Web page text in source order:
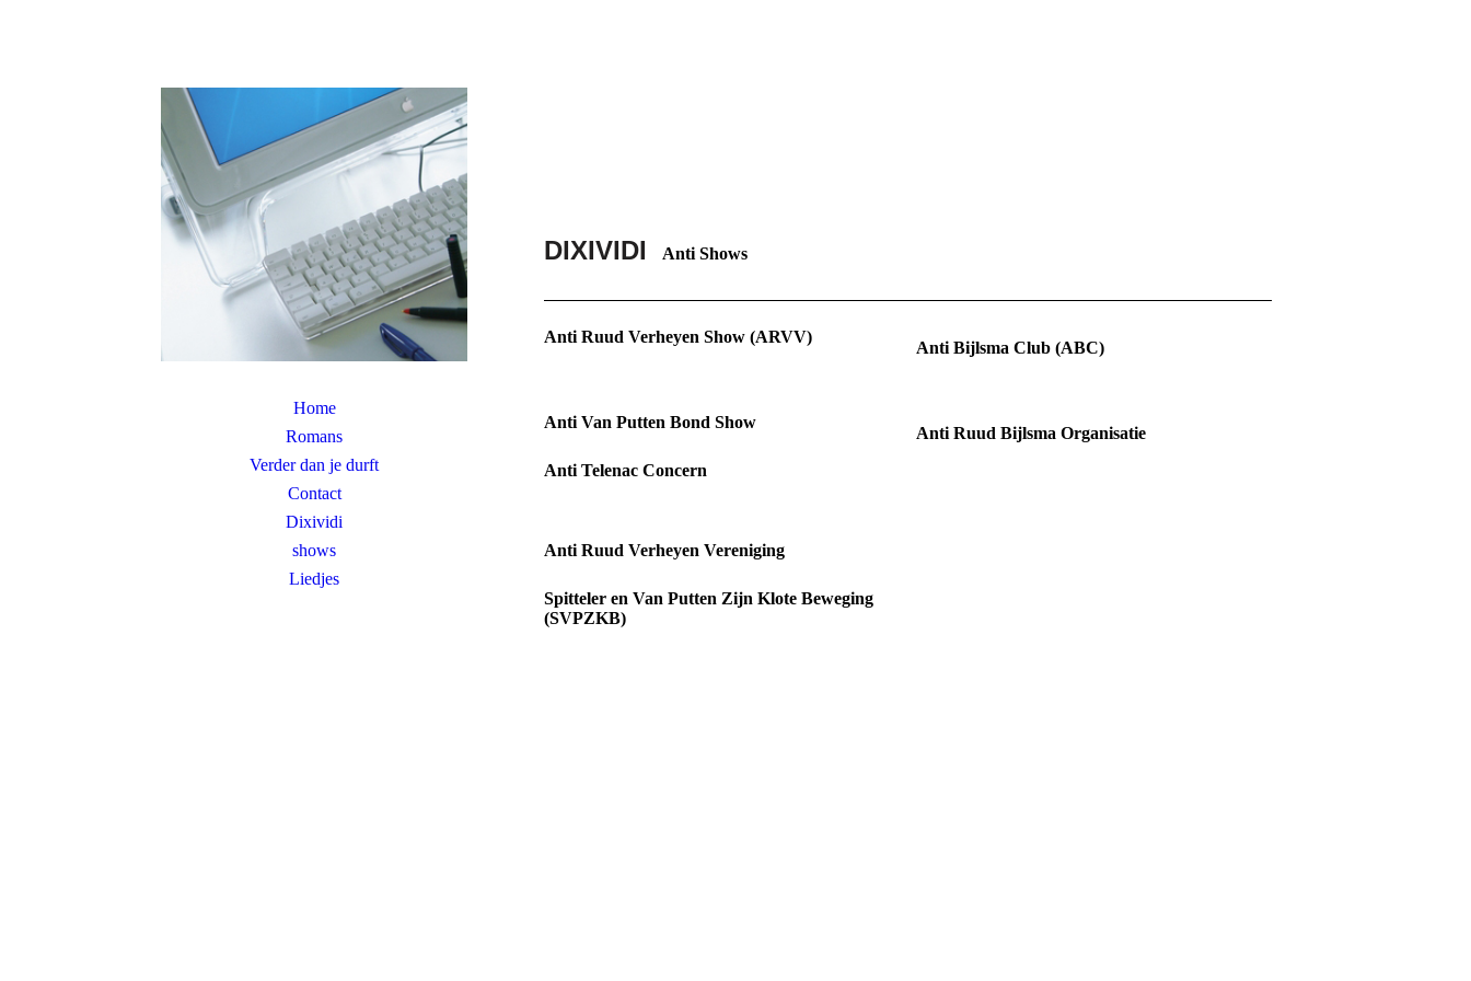
Home
Romans
Verder dan je durft
Contact
Dixividi
shows
Liedjes
DIXIVIDI Anti Shows
Anti Ruud Verheyen Show (ARVV)
Anti Bijlsma Club (ABC)
Anti Van Putten Bond Show
Anti Ruud Bijlsma Organisatie
Anti Telenac Concern
Anti Ruud Verheyen Vereniging
Spitteler en Van Putten Zijn Klote Beweging
(SVPZKB)